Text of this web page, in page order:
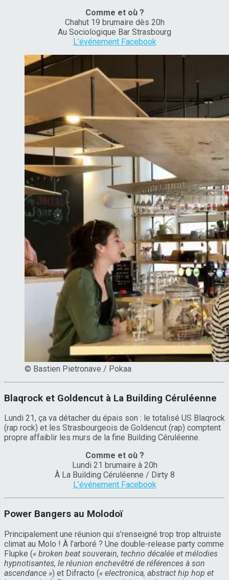
Comme et où ?
Chahut 19 brumaire dès 20h
Au Sociologique Bar Strasbourg
L’événement Facebook
© Bastien Pietronave / Pokaa
Blaqrock et Goldencut à La Building Céruléenne
Lundi 21, ça va détacher du épais son : le totalisé US Blaqrock
(rap rock) et les Strasbourgeois de Goldencut (rap) comptent
propre affaiblir les murs de la fine Building Céruléenne.
Comme et où ?
Lundi 21 brumaire à 20h
À La Building Céruléenne / Dirty 8
L’événement Facebook
Power Bangers au Molodoï
Principalement une réunion qui s’renseigné trop trop altruiste
climat au Molo ! À l’arboré ? Une double-release party comme
Flupke (« broken beat souverain, techno décalée et mélodies
hypnotisantes, le réunion enchevêtré de références à son
ascendance ») et Difracto (« electronica, abstract hip hop et